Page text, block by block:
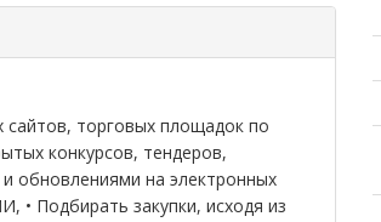
сайтов, торговых площадок по
конкурсов, тендеров,
обновлениями на электронных
• Подбирать закупки, исходя из